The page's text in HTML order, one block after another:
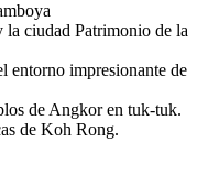
la ciudad Patrimonio de la
entorno impresionante de
de Angkor en tuk-tuk.
de Koh Rong.